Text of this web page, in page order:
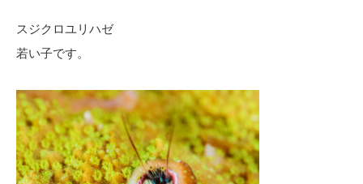
スジクロユリハゼ
若い子です。